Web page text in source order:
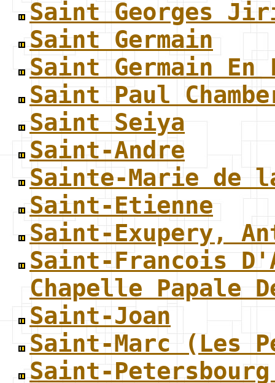
Saint Georges
Saint Germain
Saint Germain En
Saint Paul
Saint Seiya
Saint-Andre
Sainte-Marie de
Saint-Etienne
Saint-Exupery,
Saint-Francois
Chapelle Papale
Saint-Joan
Saint-Marc (Les
Saint-